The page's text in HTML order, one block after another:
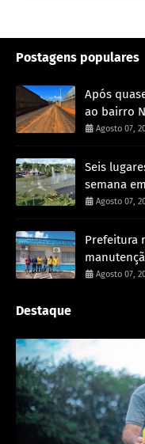
Postagens populares
Após
ao bairro
Agosto 07,
Seis
semana
Agosto 07,
Prefeitura
Agosto 07,
Destaque